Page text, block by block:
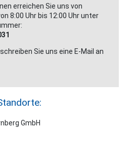
erreichen Sie uns von
8:00 Uhr bis 12:00 Uhr unter
Sie uns eine E-Mail an
GmbH